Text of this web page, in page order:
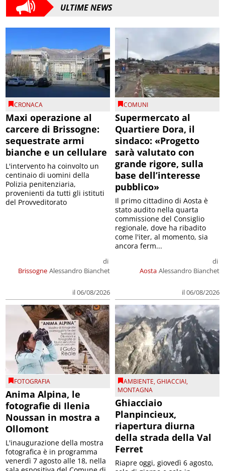
ULTIME NEWS
CRONACA
Maxi operazione al
carcere di Brissogne:
sequestrate armi
bianche e un cellulare
Brissogne
di
Alessandro Bianchet
il 06/08/2026
L'intervento ha coinvolto un
centinaio di uomini della
Polizia penitenziaria,
provenienti da tutti gli istituti
del Provveditorato
COMUNI
Supermercato al
Quartiere Dora, il
sindaco: «Progetto
sarà valutato con
grande rigore, sulla
base dell’interesse
pubblico»
Aosta
di
Alessandro Bianchet
il 06/08/2026
Il primo cittadino di Aosta è
stato audito nella quarta
commissione del Consiglio
regionale, dove ha ribadito
come l'iter, al momento, sia
ancora ferm...
FOTOGRAFIA
Anima Alpina, le
fotografie di Ilenia
Noussan in mostra a
Ollomont
L'inaugurazione della mostra
fotografica è in programma
venerdì 7 agosto alle 18, nella
AMBIENTE,GHIACCIAI,
MONTAGNA
Ghiacciaio
Planpincieux,
riapertura diurna
della strada della Val
Ferret
Riapre oggi, giovedì 6 agosto,